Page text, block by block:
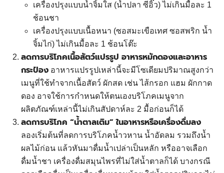
เครื่องปรุงแบบน้ำจิ้มใส (น้ำปลา ซีอิ๊ว) ไม่เกินมื้อละ 1
ช้อนชา
เครื่องปรุงแบบเนื้อหนา (ซอสมะเขือเทศ ซอสพริก น้ำ
จิ้มไก่) ไม่เกินมื้อละ 1 ช้อนโต๊ะ
ลดการบริโภคเนื้อสัตว์แปรรูป อาหารหมักดองและอาหาร
กระป๋องอาหารแปรรูปเหล่านี้จะมีโซเดียมปริมาณสูงกว่า
เมนูที่ใช้ทำจากเนื้อสัตว์ ผักสด เช่น ไส้กรอก แฮม ผักกาด
ดอง อาจใช้การกำหนดให้ตนเองบริโภคเมนูจาก
ผลิตภัณฑ์เหล่านี้ไม่เกินสัปดาห์ละ 2 มื้อก่อนก็ได้
ลดการบริโภค “น้ำตาลเติม” ในอาหารหรือเครื่องดื่มลง
ลองเริ่มต้นที่ลดการบริโภคน้ำวหาน น้ำอัดลม รวมถึงน้ำ
ผลไม้ก่อน แล้วหันมาดื่มน้ำเปล่าเป็นหลัก หรืออาจเลือก
ดื่มน้ำชา เครื่องดื่มสมุนไพรที่ไม่ใส่น้ำตาลก็ได้ บางกรณี